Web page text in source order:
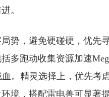
。
势，避免硬碰硬，优先
多跑动收集资源加速
。精灵选择上，优先考
境，搭配雷电兽可显著提